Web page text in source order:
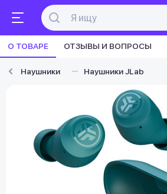
О ТОВАРЕ ОТЗЫВЫ И ВОПРОСЫ
Наушники Наушники JLab